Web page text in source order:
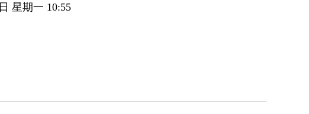
星期一 10:55